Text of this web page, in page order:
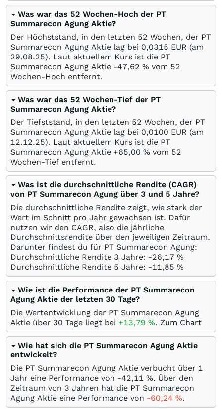
Was war das 52 Wochen-Hoch der PT
Summarecon Agung Aktie?
Der Höchststand, in den letzten 52 Wochen, der PT
Summarecon Agung Aktie lag bei 0,0315 EUR (am
29.08.25). Laut aktuellem Kurs ist die PT
Summarecon Agung Aktie -47,62 % vom 52
Wochen-Hoch entfernt.
Was war das 52 Wochen-Tief der PT
Summarecon Agung Aktie?
Der Tiefststand, in den letzten 52 Wochen, der PT
Summarecon Agung Aktie lag bei 0,0100 EUR (am
12.12.25). Laut aktuellem Kurs ist die PT
Summarecon Agung Aktie +65,00 % vom 52
Wochen-Tief entfernt.
Was ist die durchschnittliche Rendite (CAGR)
von PT Summarecon Agung über 3 und 5 Jahre?
Die durchschnittliche Rendite zeigt, wie stark der
Wert im Schnitt pro Jahr gewachsen ist. Dafür
nutzen wir den CAGR, also die jährliche
Durchschnittsrendite über den jeweiligen Zeitraum.
Darunter findest du für PT Summarecon Agung:
Durchschnittliche Rendite 3 Jahre: -26,17 %
Durchschnittliche Rendite 5 Jahre: -11,85 %
Wie ist die Performance der PT Summarecon
Agung Aktie der letzten 30 Tage?
Die Wertentwicklung der PT Summarecon Agung
Aktie über 30 Tage liegt bei +13,79 %. Zum Chart
Wie hat sich die PT Summarecon Agung Aktie
entwickelt?
Die PT Summarecon Agung Aktie verbucht über 1
Jahr eine Performance von -42,11 %. Über den
Zeitraum von 3 Jahren hat die PT Summarecon
Agung Aktie eine Performance von -60,24 %.